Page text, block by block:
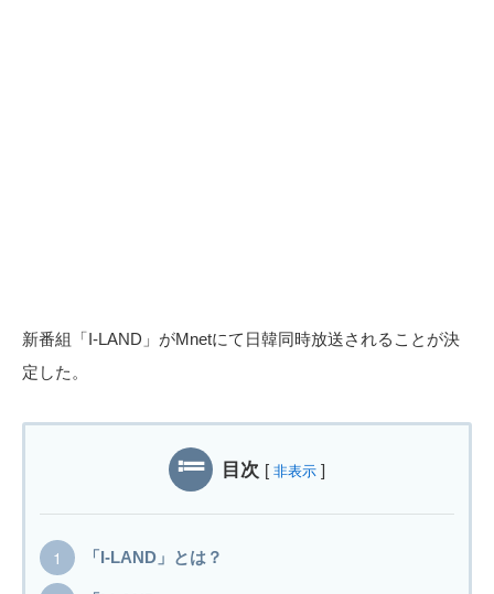
新番組「I-LAND」がMnetにて日韓同時放送されることが決
定した。
目次 [ 非表示 ]
「I-LAND」とは？